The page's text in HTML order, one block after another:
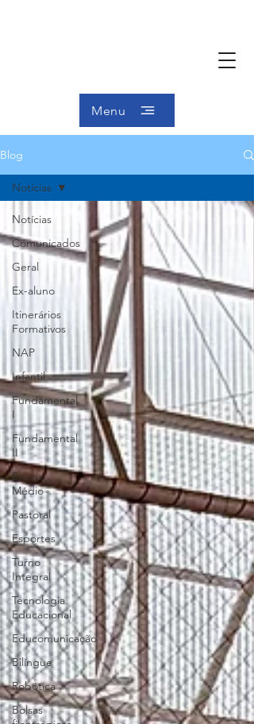
Menu
Blog
Notícias
Comunicados
Geral
Ex-aluno
Itinerários
Formativos
NAP
Infantil
Fundamental
I
Fundamental
II
Ensino
Médio
Pastoral
Esportes
Turno
Integral
Tecnologia
Educacional
Educomunicação
Bilíngue
Robótica
Bolsas
Notícias